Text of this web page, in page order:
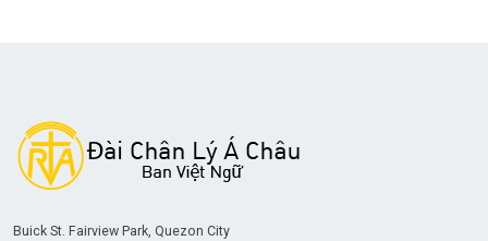
Buick St. Fairview Park, Quezon City